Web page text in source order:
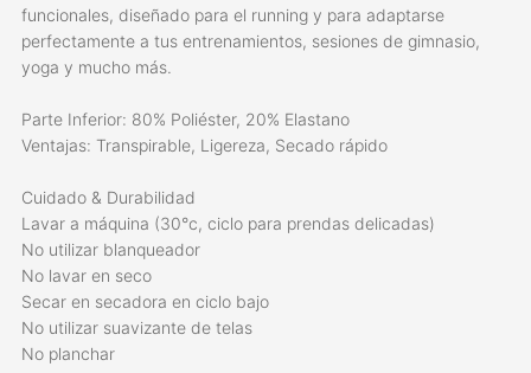
funcionales, diseñado para el running y para adaptarse
perfectamente a tus entrenamientos, sesiones de gimnasio,
yoga y mucho más.
Parte Inferior: 80% Poliéster, 20% Elastano
Ventajas: Transpirable, Ligereza, Secado rápido
Cuidado & Durabilidad
Lavar a máquina (30°c, ciclo para prendas delicadas)
No utilizar blanqueador
No lavar en seco
Secar en secadora en ciclo bajo
No utilizar suavizante de telas
No planchar